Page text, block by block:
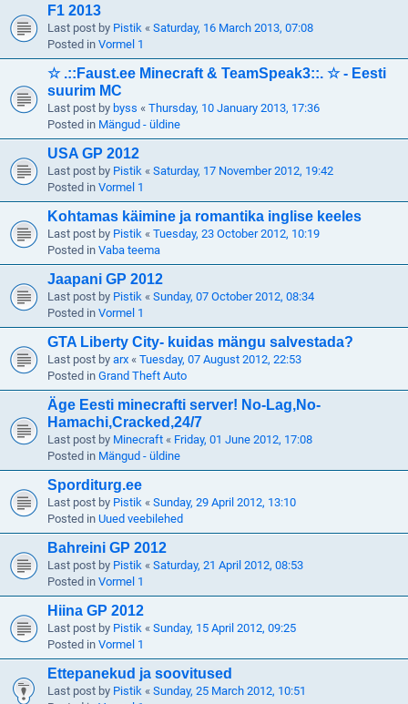
F1 2013
Last post by Pistik « Saturday, 16 March 2013, 07:08
Posted in Vormel 1
☆ .::Faust.ee Minecraft & TeamSpeak3::. ☆ - Eesti
suurim MC
Last post by byss « Thursday, 10 January 2013, 17:36
Posted in Mängud - üldine
USA GP 2012
Last post by Pistik « Saturday, 17 November 2012, 19:42
Posted in Vormel 1
Kohtamas käimine ja romantika inglise keeles
Last post by Pistik « Tuesday, 23 October 2012, 10:19
Posted in Vaba teema
Jaapani GP 2012
Last post by Pistik « Sunday, 07 October 2012, 08:34
Posted in Vormel 1
GTA Liberty City- kuidas mängu salvestada?
Last post by arx « Tuesday, 07 August 2012, 22:53
Posted in Grand Theft Auto
Äge Eesti minecrafti server! No-Lag,No-
Hamachi,Cracked,24/7
Last post by Minecraft « Friday, 01 June 2012, 17:08
Posted in Mängud - üldine
Sporditurg.ee
Last post by Pistik « Sunday, 29 April 2012, 13:10
Posted in Uued veebilehed
Bahreini GP 2012
Last post by Pistik « Saturday, 21 April 2012, 08:53
Posted in Vormel 1
Hiina GP 2012
Last post by Pistik « Sunday, 15 April 2012, 09:25
Posted in Vormel 1
Ettepanekud ja soovitused
Last post by Pistik « Sunday, 25 March 2012, 10:51